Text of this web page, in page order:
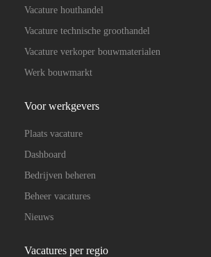
Vacature houthandel
Vacature technische groothandel
Vacature verkoper bouwmaterialen
Werk bouwmarkt
Voor werkgevers
Plaats vacature
Dashboard
Bedrijven beheren
Beheer vacatures
Nieuws
Vacatures per regio